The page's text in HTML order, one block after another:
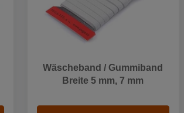
Wäscheband / Gummiband
Breite 5 mm, 7 mm